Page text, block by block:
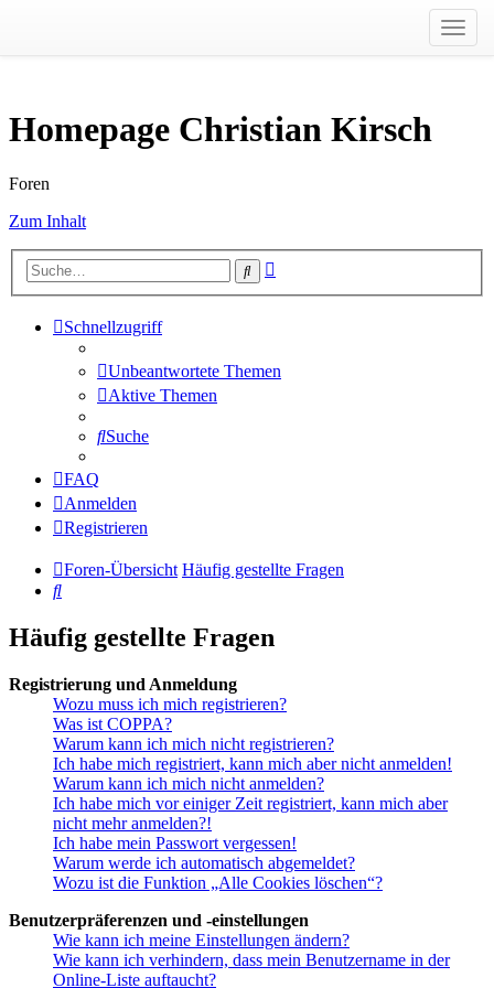
Homepage Christian Kirsch
Foren
Zum Inhalt
Suche
Schnellzugriff
Unbeantwortete Themen
Aktive Themen
Suche
FAQ
Anmelden
Registrieren
Foren-Übersicht Häufig gestellte Fragen
Suche
Häufig gestellte Fragen
Registrierung und Anmeldung
Wozu muss ich mich registrieren?
Was ist COPPA?
Warum kann ich mich nicht registrieren?
Ich habe mich registriert, kann mich aber nicht anmelden!
Warum kann ich mich nicht anmelden?
Ich habe mich vor einiger Zeit registriert, kann mich aber
nicht mehr anmelden?!
Ich habe mein Passwort vergessen!
Warum werde ich automatisch abgemeldet?
Wozu ist die Funktion „Alle Cookies löschen“?
Benutzerpräferenzen und -einstellungen
Wie kann ich meine Einstellungen ändern?
Wie kann ich verhindern, dass mein Benutzername in der
Online-Liste auftaucht?